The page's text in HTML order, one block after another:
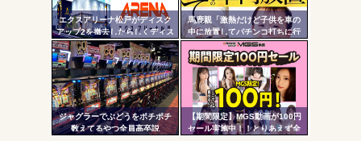
エクスアリーナ松戸がディスク
アップ2を撤去したらしくディス
クアッパーさん達から落胆の声
馬鹿親「激熱だけど子供を車の
中に放置してパチンコ打ちに行
きます」←これさぁ…
ジャグラーでぶどうをポチポチ
数えてるやつ全員高卒説
【期間限定】MGS動画が100円
セール実施中！！とりあえず全